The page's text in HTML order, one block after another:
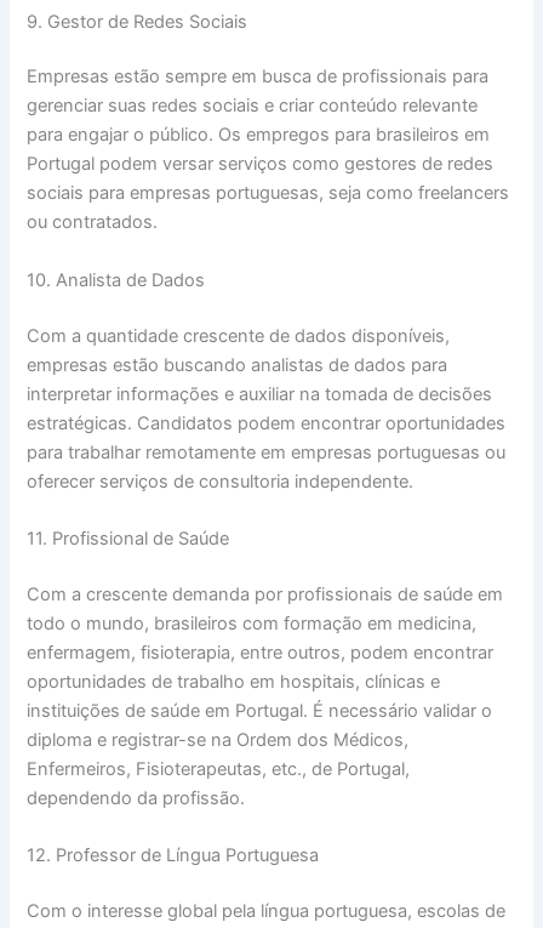
9. Gestor de Redes Sociais
Empresas estão sempre em busca de profissionais para
gerenciar suas redes sociais e criar conteúdo relevante
para engajar o público. Os empregos para brasileiros em
Portugal podem versar serviços como gestores de redes
sociais para empresas portuguesas, seja como freelancers
ou contratados.
10. Analista de Dados
Com a quantidade crescente de dados disponíveis,
empresas estão buscando analistas de dados para
interpretar informações e auxiliar na tomada de decisões
estratégicas. Candidatos podem encontrar oportunidades
para trabalhar remotamente em empresas portuguesas ou
oferecer serviços de consultoria independente.
11. Profissional de Saúde
Com a crescente demanda por profissionais de saúde em
todo o mundo, brasileiros com formação em medicina,
enfermagem, fisioterapia, entre outros, podem encontrar
oportunidades de trabalho em hospitais, clínicas e
instituições de saúde em Portugal. É necessário validar o
diploma e registrar-se na Ordem dos Médicos,
Enfermeiros, Fisioterapeutas, etc., de Portugal,
dependendo da profissão.
12. Professor de Língua Portuguesa
Com o interesse global pela língua portuguesa, escolas de